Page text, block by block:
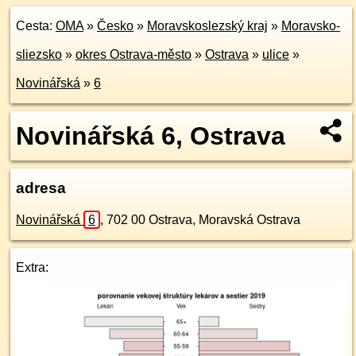
Cesta: OMA» Česko » Moravskoslezský kraj » Moravsko-
sliezsko » okres Ostrava-město » Ostrava » ulice »
Novinářská » 6
Novinářská 6, Ostrava
adresa
Novinářská 6 , 702 00 Ostrava, Moravská Ostrava
Extra: